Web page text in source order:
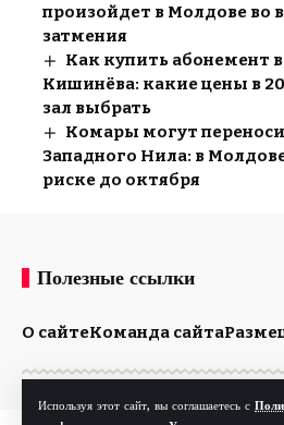
Используя этот сайт, вы соглашаетесь с
произойдет в Молдове во
затмения
Как купить абонемент в
Кишинёва: какие цены в
зал выбрать
Комары могут
Западного Нила: в
риске до октября
Полезные ссылки
О сайтеКоманда сайта